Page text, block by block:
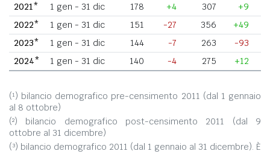
2021*
1 gen - 31 dic 178 +4 307
+9
2022*
1 gen - 31 dic 151 -27 356
+49
2023*
1 gen - 31 dic 144 -7 263
-93
2024*
1 gen - 31 dic 140 -4 275 +12
(¹) bilancio demografico pre-censimento 2011 (dal 1 gennaio
al 8 ottobre)
(²) bilancio demografico post-censimento 2011 (dal 9
ottobre al 31 dicembre)
(³) bilancio demografico 2011 (dal 1 gennaio al 31 dicembre). È